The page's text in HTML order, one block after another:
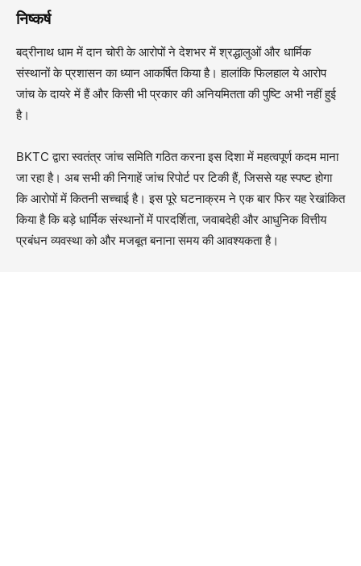
निष्कर्ष
बद्रीनाथ धाम में दान चोरी के आरोपों ने देशभर में श्रद्धालुओं और धार्मिक
संस्थानों के प्रशासन का ध्यान आकर्षित किया है। हालांकि फिलहाल ये आरोप
जांच के दायरे में हैं और किसी भी प्रकार की अनियमितता की पुष्टि अभी नहीं हुई
है।
BKTC द्वारा स्वतंत्र जांच समिति गठित करना इस दिशा में महत्वपूर्ण कदम माना
जा रहा है। अब सभी की निगाहें जांच रिपोर्ट पर टिकी हैं, जिससे यह स्पष्ट होगा
कि आरोपों में कितनी सच्चाई है। इस पूरे घटनाक्रम ने एक बार फिर यह रेखांकित
किया है कि बड़े धार्मिक संस्थानों में पारदर्शिता, जवाबदेही और आधुनिक वित्तीय
प्रबंधन व्यवस्था को और मजबूत बनाना समय की आवश्यकता है।